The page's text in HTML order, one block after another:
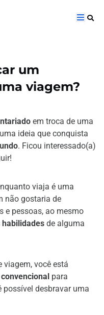
um
viagem?
em troca de uma
ideia que conquista
. Ficou interessado(a)
viaja é uma
não gostaria de
e pessoas, ao mesmo
habilidades de alguma
viagem, você está
para
possível desbravar uma